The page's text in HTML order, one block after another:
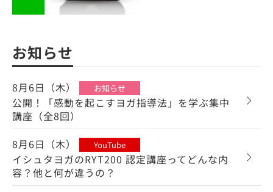
お知らせ
8月6日（木） お知らせ
公開！「感動を起こすヨガ指導法」を学ぶ集中
講座（全8回）
8月6日（木）
YouTube
イシュタヨガのRYT200 認定講座ってどんな内
容？他と何が違うの？